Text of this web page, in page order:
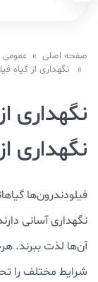
صفحه اصلی » عمومی
» نگهداری از گیاه
نگهداری
نگهداری
فیلودندرون‌ها
نگهداری آسانی
آن‌ها لذت ببرند.
شرایط مختلف را